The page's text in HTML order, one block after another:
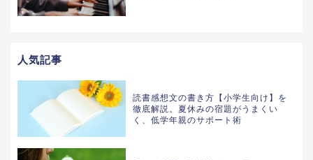
人気記事
読書感想文の書き方【小学生向け】を
徹底解説。夏休みの宿題がうまくい
く、低学年親のサポート術